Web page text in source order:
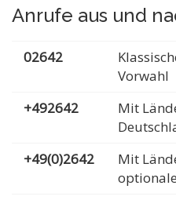
Anrufe aus und
02642
Vorwahl
+492642
Mit
+49(0)2642
Mit